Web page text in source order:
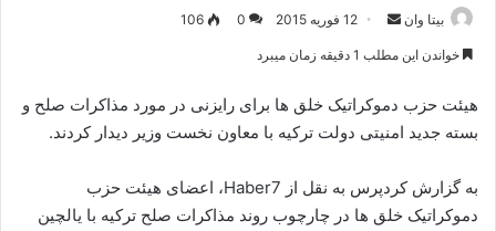
بیتا وان
ر
12 فوریه 2015 0
106
خواندن این مطلب 1 دقیقه زمان میبرد
هیئت حزب دموکراتیک خلق ها برای رایزنی در مورد مذاکرات صلح و
بسته جدید امنیتی دولت ترکیه با معاون نخست وزیر دیدار کردند.
به گزارش کردپرس به نقل از Haber7، اعضای هیئت حزب
دموکراتیک خلق ها در چارچوب روند مذاکرات صلح ترکیه با یالچین